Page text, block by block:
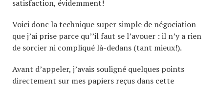
satisfaction, évidemment!
Voici donc la technique super simple de négociation
que j’ai prise parce qu’’il faut se l’avouer : il n’y a rien
de sorcier ni compliqué là-dedans (tant mieux!).
Avant d’appeler, j’avais souligné quelques points
directement sur mes papiers reçus dans cette